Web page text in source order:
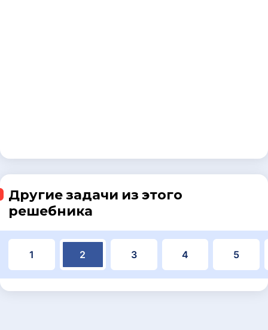
Другие задачи из этого
решебника
1 2 3 4 5